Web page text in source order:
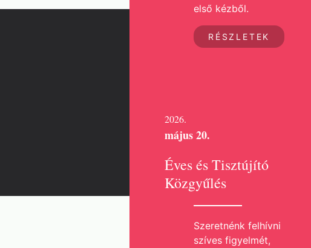
első kézből.
RÉSZLETEK
2026.
május 20.
Éves és Tisztújító
Közgyűlés
Szeretnénk felhívni
szíves figyelmét,